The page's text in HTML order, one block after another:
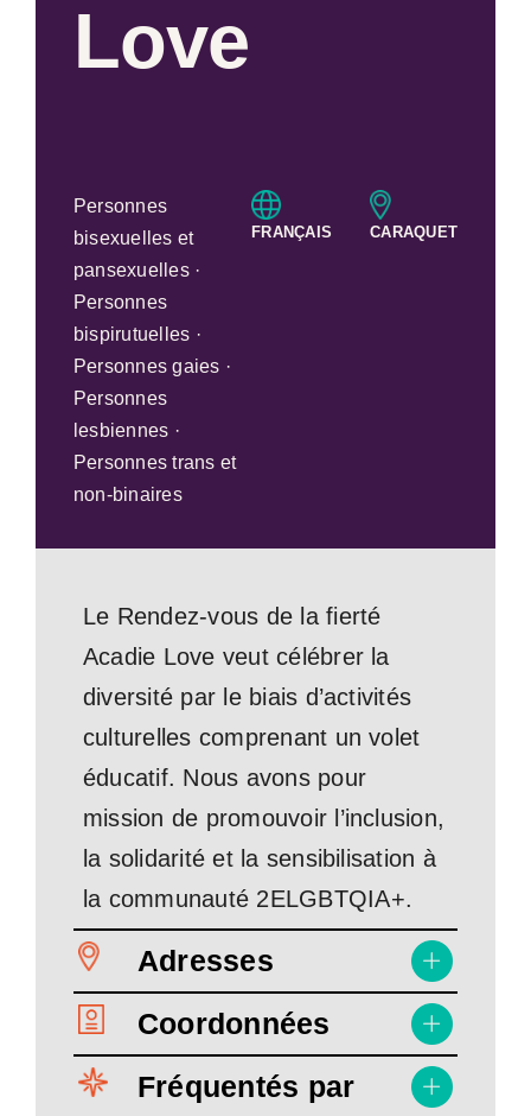
Love
Personnes
bisexuelles et
pansexuelles ·
Personnes
bispirutuelles ·
Personnes gaies ·
Personnes
lesbiennes ·
Personnes trans et
non-binaires
FRANÇAIS CARAQUET
Le Rendez-vous de la fierté
Acadie Love veut célébrer la
diversité par le biais d’activités
culturelles comprenant un volet
éducatif. Nous avons pour
mission de promouvoir l’inclusion,
la solidarité et la sensibilisation à
la communauté 2ELGBTQIA+.
Adresses
Coordonnées
Fréquentés par